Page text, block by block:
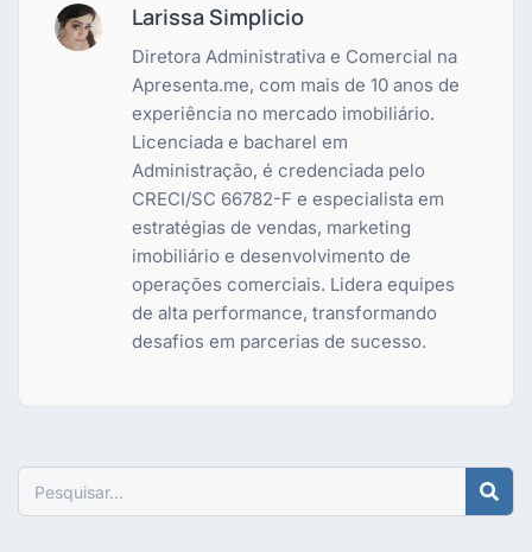
Larissa Simplicio
Diretora Administrativa e Comercial na
Apresenta.me, com mais de 10 anos de
experiência no mercado imobiliário.
Licenciada e bacharel em
Administração, é credenciada pelo
CRECI/SC 66782-F e especialista em
estratégias de vendas, marketing
imobiliário e desenvolvimento de
operações comerciais. Lidera equipes
de alta performance, transformando
desafios em parcerias de sucesso.
Pesquisar